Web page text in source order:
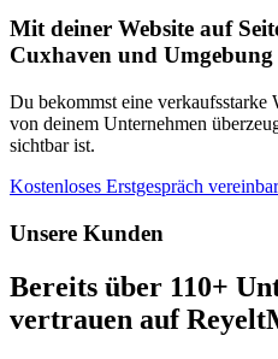
Mit deiner Website auf
Cuxhaven und Umgebung
Du bekommst eine verkaufsstarke
von deinem Unternehmen
sichtbar ist.
Kostenloses Erstgespräch
Unsere Kunden
Bereits über 110+
vertrauen auf